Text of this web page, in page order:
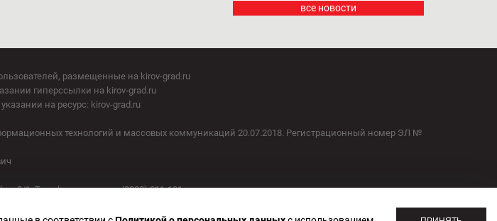
все новости
размещенные на kirov-grad.ru
гиперссылки на kirov-grad.ru
на ресурс: kirov-grad.ru
технологий и массовых коммуникаций 20.07.2018. Регистрационный номер ЭЛ №
2/1. Телефон редакции: (8332) 211-101